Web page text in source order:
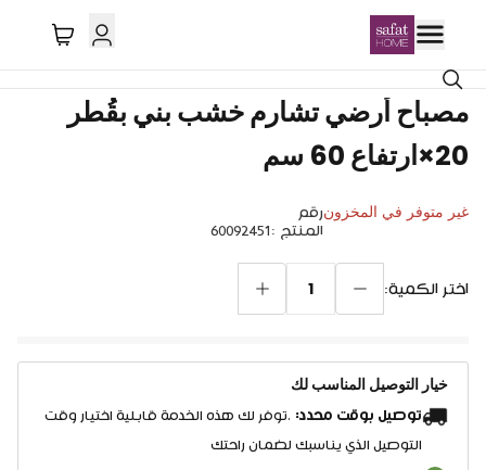
خصم 31%
مصباح أرضي تشارم خشب بني بقُطر
20×ارتفاع 60 سم
غير متوفر في المخزونرقم
المنتج :
60092451
اختر الكمية: 1
خيار التوصيل المناسب لك
توصيل بوقت محدد: .توفر لك هذه الخدمة قابلية اختيار وقت
التوصيل الذي يناسبك لضمان راحتك